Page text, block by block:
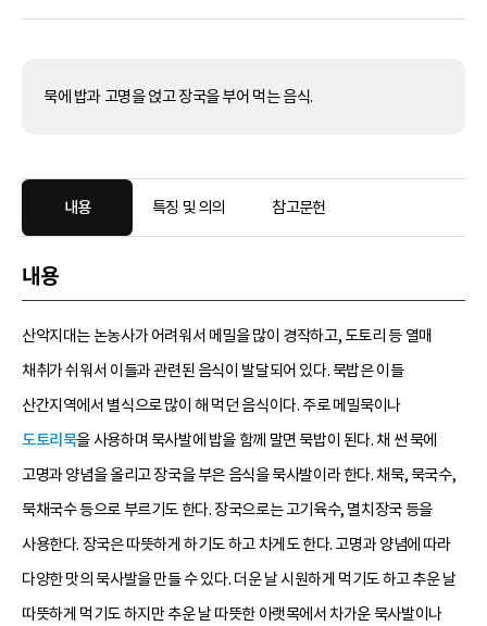
묵에 밥과 고명을 얹고 장국을 부어 먹는 음식.
내용 특징 및 의의 참고문헌
내용
산악지대는 논농사가 어려워서 메밀을 많이 경작하고, 도토리 등 열매
채취가 쉬워서 이들과 관련된 음식이 발달되어 있다. 묵밥은 이들
산간지역에서 별식으로 많이 해 먹던 음식이다. 주로 메밀묵이나
도토리묵을 사용하며 묵사발에 밥을 함께 말면 묵밥이 된다. 채 썬 묵에
고명과 양념을 올리고 장국을 부은 음식을 묵사발이라 한다. 채묵, 묵국수,
묵채국수 등으로 부르기도 한다. 장국으로는 고기육수, 멸치장국 등을
사용한다. 장국은 따뜻하게 하기도 하고 차게도 한다. 고명과 양념에 따라
다양한 맛의 묵사발을 만들 수 있다. 더운 날 시원하게 먹기도 하고 추운 날
따뜻하게 먹기도 하지만 추운 날 따뜻한 아랫목에서 차가운 묵사발이나